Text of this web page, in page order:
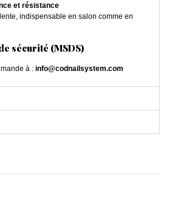
et résistance
indispensable en salon comme en
sécurité (MSDS)
à : info@codnailsystem.com